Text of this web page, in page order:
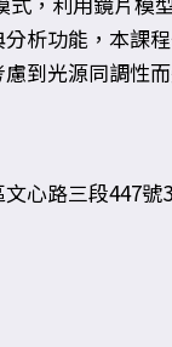
析功能，本課
到光源同調性而
心路三段447號